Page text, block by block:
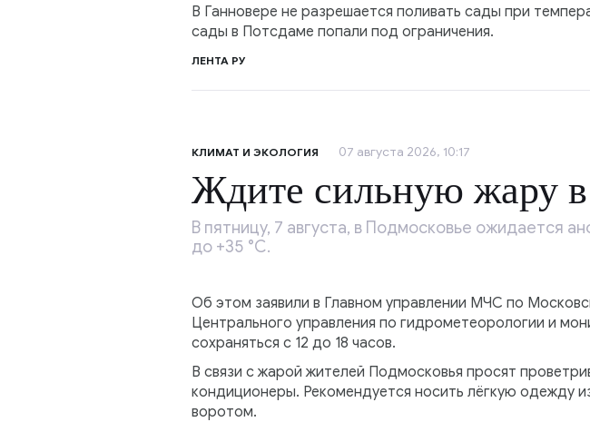
В Ганновере не разрешается поливать сады при
сады в Потсдаме попали под ограничения.
ЛЕНТА РУ
КЛИМАТ И ЭКОЛОГИЯ 07 августа 2026, 10:17
Ждите сильную жару
В пятницу, 7 августа, в Подмосковье ожидается
до +35 °C.
Об этом заявили в Главном управлении МЧС по
Центрального управления по гидрометеорологии и
сохраняться с 12 до 18 часов.
В связи с жарой жителей Подмосковья просят
кондиционеры. Рекомендуется носить лёгкую одежду
воротом.